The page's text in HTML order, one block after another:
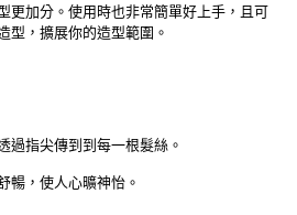
更加分。使用時也非常簡單好上手，且可
型，擴展你的造型範圍。
過指尖傳到到每一根髮絲。
暢，使人心曠神怡。